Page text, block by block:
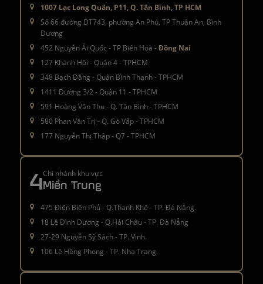
1007 Lạc Long Quân, P11, Q. Tân Bình, TP HCM
Số 66 đường DT743, phường An Phú, TP Thuận An, Bình
Dương
452 Nguyễn Ái Quốc - TP Biên Hoà -Đồng Nai
127 Khánh Hội - Quận 4 - TPHCM
348 Bạch Đằng - Quận Bình Thạnh - TPHCM
1411 Đường 3/2 - Quận 11 - TPHCM
591 Hoàng Văn Thụ - Q. Tân Bình - TPHCM
580 Phan Văn Trị - Q. Gò Vấp - TPHCM
177 Nguyễn Thị Thập - Q7 - TPHCM
4Chi nhánh khu vực
Miền Trung
475 Điện Biên Phủ - Q.Thanh Khê - TP. Đà Nẵng.
18 Lê Đình Dương - Q.Hải Châu - TP. Đà Nẵng
27-29 Nguyễn Sỹ Sách - TP. Vinh.
106 Lê Hồng Phong - TP. Nha Trang.